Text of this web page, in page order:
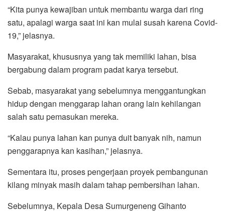
“Kita punya kewajiban untuk membantu warga dari ring
satu, apalagi warga saat ini kan mulai susah karena Covid-
19,” jelasnya.
Masyarakat, khususnya yang tak memiliki lahan, bisa
bergabung dalam program padat karya tersebut.
Sebab, masyarakat yang sebelumnya menggantungkan
hidup dengan menggarap lahan orang lain kehilangan
salah satu pemasukan mereka.
“Kalau punya lahan kan punya duit banyak nih, namun
penggarapnya kan kasihan,” jelasnya.
Sementara itu, proses pengerjaan proyek pembangunan
kilang minyak masih dalam tahap pembersihan lahan.
Sebelumnya, Kepala Desa Sumurgeneng Gihanto